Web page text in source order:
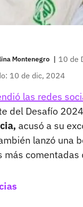
Montenegro | 10 de
10 de dic, 2024
las redes
del Desafío
acusó a su
lanzó una
más comentadas